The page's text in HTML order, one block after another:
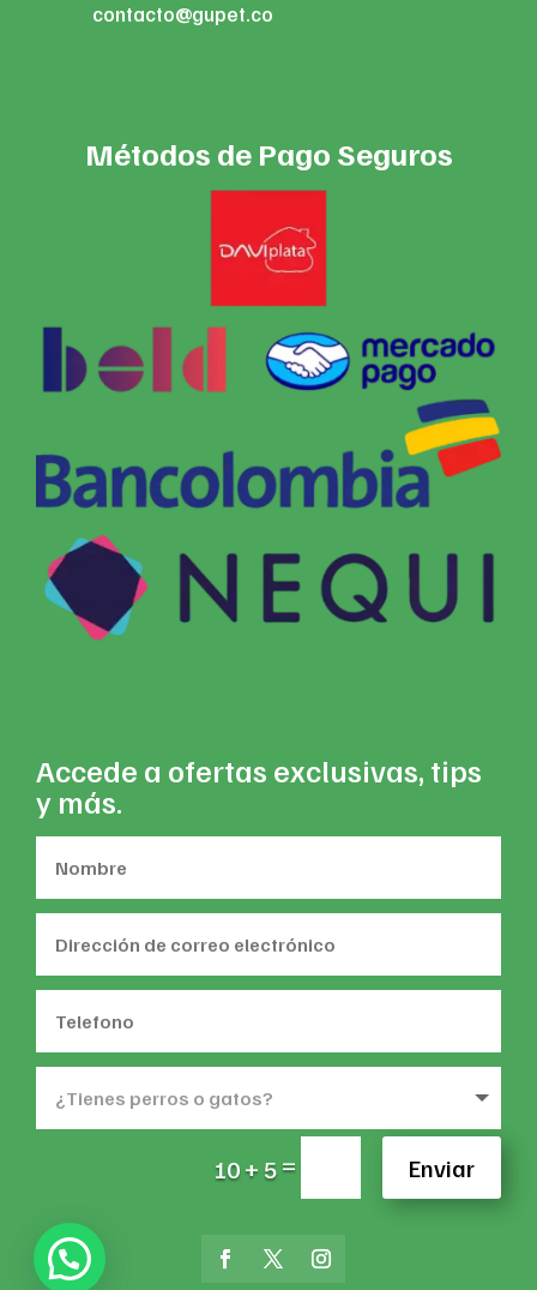
contacto@gupet.co
Métodos de Pago Seguros
Accede a ofertas exclusivas, tips
y más.
10 + 5= Enviar